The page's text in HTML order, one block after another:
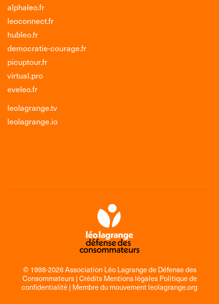
alphaleo.fr
leoconnect.fr
hubleo.fr
democratie-courage.fr
picuptour.fr
virtual.pro
eveleo.fr
leolagrange.tv
leolagrange.io
© 1998-2026 Association Léo Lagrange de Défense des
Consommateurs |Crédits Mentions légales Politique de
confidentialité| Membre du mouvementleolagrange.org